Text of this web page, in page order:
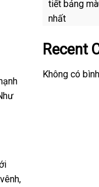
tiết bảng
nhất
Recent
Không có